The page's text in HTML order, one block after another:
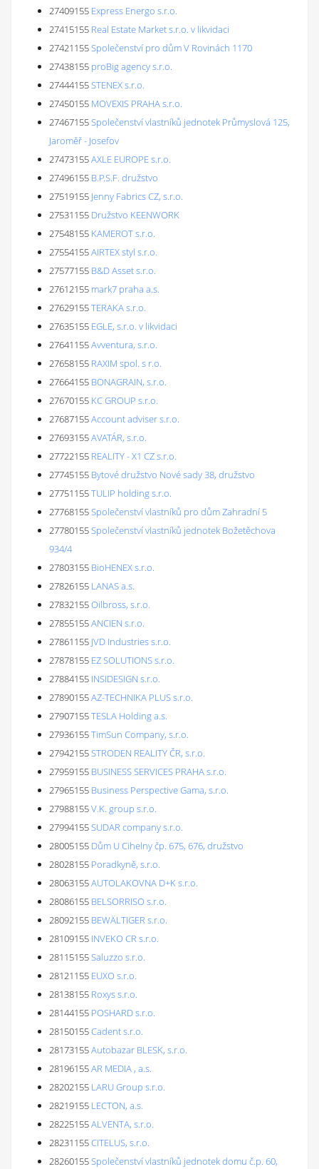
27409155 Express Energo s.r.o.
27415155 Real Estate Market s.r.o. v likvidaci
27421155Společenství pro dům V Rovinách 1170
27438155 proBig agency s.r.o.
27444155STENEX s.r.o.
27450155 MOVEXIS PRAHA s.r.o.
27467155Společenství vlastníků jednotek Průmyslová 125,
Jaroměř - Josefov
27473155AXLE EUROPE s.r.o.
27496155 B.P.S.F. družstvo
27519155 Jenny Fabrics CZ, s.r.o.
27531155 Družstvo KEENWORK
27548155 KAMEROT s.r.o.
27554155AIRTEX styl s.r.o.
27577155 B&D Asset s.r.o.
27612155 mark7 praha a.s.
27629155TERAKA s.r.o.
27635155 EGLE, s.r.o. v likvidaci
27641155Avventura, s.r.o.
27658155 RAXIM spol. s r.o.
27664155 BONAGRAIN, s.r.o.
27670155 KC GROUP s.r.o.
27687155Account adviser s.r.o.
27693155AVATÁR, s.r.o.
27722155 REALITY - X1 CZ s.r.o.
27745155 Bytové družstvo Nové sady 38, družstvo
27751155TULIP holding s.r.o.
27768155Společenství vlastníků pro dům Zahradní 5
27780155Společenství vlastníků jednotek Božetěchova
934/4
27803155 BioHENEX s.r.o.
27826155 LANAS a.s.
27832155Oilbross, s.r.o.
27855155ANCIEN s.r.o.
27861155 JVD Industries s.r.o.
27878155 EZ SOLUTIONS s.r.o.
27884155 INSIDESIGN s.r.o.
27890155AZ-TECHNIKA PLUS s.r.o.
27907155TESLA Holding a.s.
27936155TimSun Company, s.r.o.
27942155STRODEN REALITY ČR, s.r.o.
27959155 BUSINESS SERVICES PRAHA s.r.o.
27965155 Business Perspective Gama, s.r.o.
27988155V.K. group s.r.o.
27994155SUDAR company s.r.o.
28005155 Dům U Cihelny čp. 675, 676, družstvo
28028155 Poradkyně, s.r.o.
28063155AUTOLAKOVNA D+K s.r.o.
28086155 BELSORRISO s.r.o.
28092155 BEWÄLTIGER s.r.o.
28109155 INVEKO CR s.r.o.
28115155Saluzzo s.r.o.
28121155 EUXO s.r.o.
28138155 Roxys s.r.o.
28144155 POSHARD s.r.o.
28150155Cadent s.r.o.
28173155Autobazar BLESK, s.r.o.
28196155AR MEDIA , a.s.
28202155 LARU Group s.r.o.
28219155 LECTON, a.s.
28225155ALVENTA, s.r.o.
28231155CITELUS, s.r.o.
28260155Společenství vlastníků jednotek domu č.p. 60,